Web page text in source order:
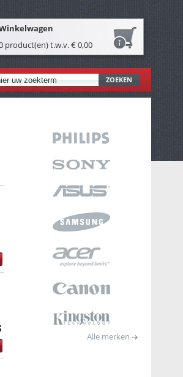
ZOEKEN
product(en) t.w.v. € 0,00
Alle merken